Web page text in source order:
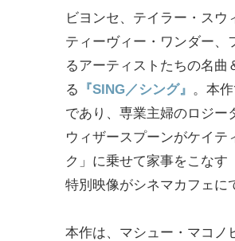
ビヨンセ、テイラー・スウ
ティーヴィー・ワンダー、
るアーティストたちの名曲
る
『SING／シング』 。本
であり、専業主婦のロジー
ウィザースプーンがケイテ
ク」に乗せて家事をこなす
特別映像がシネマカフェに
本作は、マシュー・マコノ